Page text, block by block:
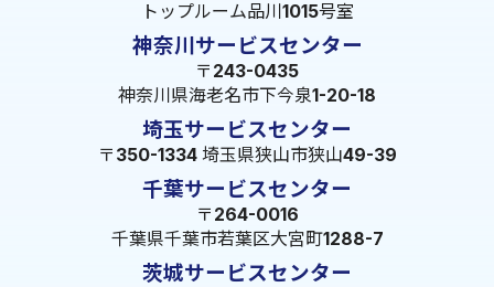
トップルーム品川1015号室
神奈川サービスセンター
〒243-0435
神奈川県海老名市下今泉1-20-18
埼玉サービスセンター
〒350-1334 埼玉県狭山市狭山49-39
千葉サービスセンター
〒264-0016
千葉県千葉市若葉区大宮町1288-7
茨城サービスセンター